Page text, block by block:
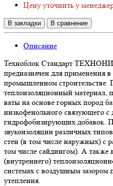
Цену уточнить у
В закладки В сравнение
Описание
Техноблок Стандарт
предназначен для применения
промышленном строительстве.
теплоизоляционный материал,
ваты на основе горных пород
низкофенольного связующего с
гидрофобизирующих добавок.
звукоизоляции различных
стен (в том числе наружных) с
том числе сайдингом). А также
(внутреннего)
системах с воздушным зазором
утепления.